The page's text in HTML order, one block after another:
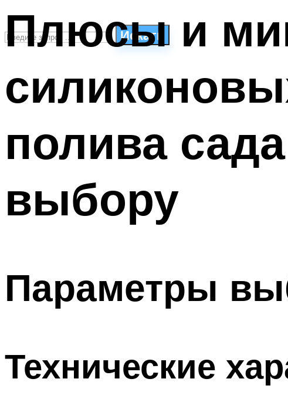
Искать
ПЛАВАНЬЕ ДЛЯ ДЕТЕЙ
ПЛАВАНЬЕ ДЛЯ ПОХУДЕНИЯ
ОЧИСТКА БАССЕЙНОВ
Плюсы и
полива
выбору
Параметры
Технические